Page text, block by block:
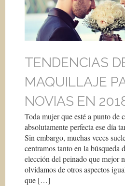
TENDENCIAS
MAQUILLAJE
NOVIAS EN
Toda mujer que esté a punto de
absolutamente perfecta ese día
Sin embargo, muchas veces
centramos tanto en la búsqueda
elección del peinado que mejor
olvidamos de otros aspectos
que […]